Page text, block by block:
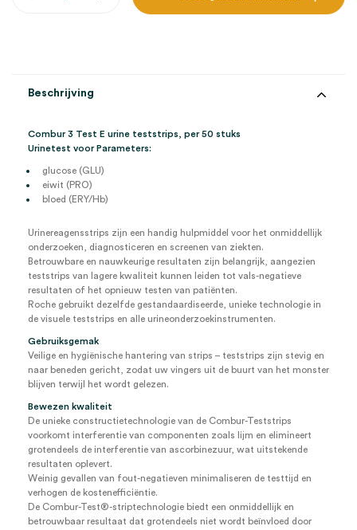
aantal
Beschrijving
Combur 3 Test E urine teststrips, per 50 stuks
Urinetest voor Parameters:
glucose (GLU)
eiwit (PRO)
bloed (ERY/Hb)
Urinereagensstrips zijn een handig hulpmiddel voor het onmiddellijk
onderzoeken, diagnosticeren en screenen van ziekten.
Betrouwbare en nauwkeurige resultaten zijn belangrijk, aangezien
teststrips van lagere kwaliteit kunnen leiden tot vals-negatieve
resultaten of het opnieuw testen van patiënten.
Roche gebruikt dezelfde gestandaardiseerde, unieke technologie in
de visuele teststrips en alle urineonderzoekinstrumenten.
Gebruiksgemak
Veilige en hygiënische hantering van strips – teststrips zijn stevig en
naar beneden gericht, zodat uw vingers uit de buurt van het monster
blijven terwijl het wordt gelezen.
Bewezen kwaliteit
De unieke constructietechnologie van de Combur-Teststrips
voorkomt interferentie van componenten zoals lijm en elimineert
grotendeels de interferentie van ascorbinezuur, wat uitstekende
resultaten oplevert.
Weinig gevallen van fout-negatieven minimaliseren de testtijd en
verhogen de kostenefficiëntie.
De Combur-Test®-striptechnologie biedt een onmiddellijk en
betrouwbaar resultaat dat grotendeels niet wordt beïnvloed door